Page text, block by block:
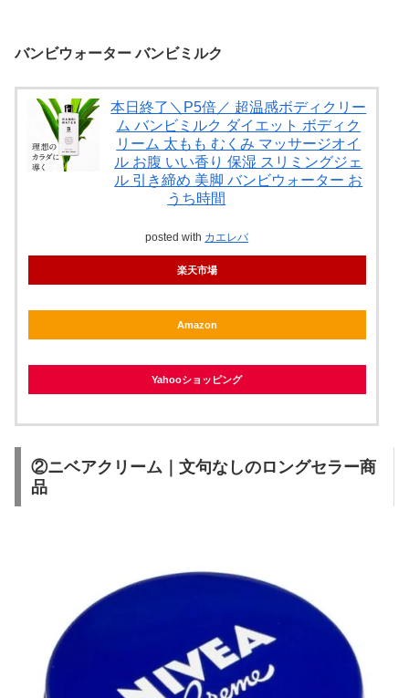
バンビウォーター バンビミルク
本日終了＼P5倍／ 超温感ボディクリー
ム バンビミルク ダイエット ボディク
リーム 太もも むくみ マッサージオイ
ル お腹 いい香り 保湿 スリミングジェ
ル 引き締め 美脚 バンビウォーター お
うち時間
posted with カエレバ
楽天市場
Amazon
Yahooショッピング
②ニベアクリーム｜文句なしのロングセラー商
品